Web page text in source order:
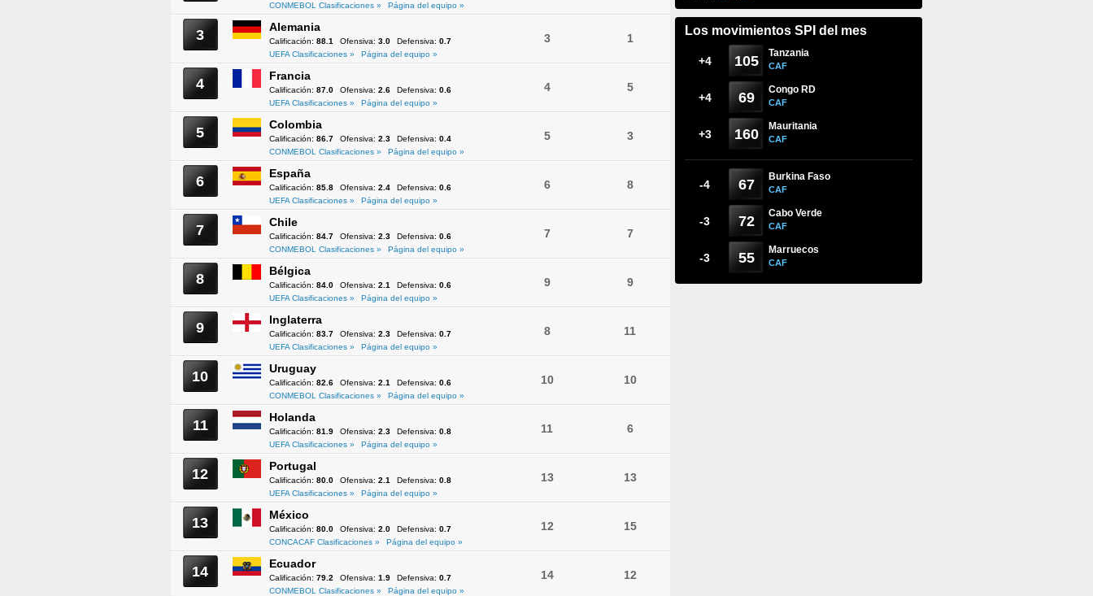
CONMEBOL Clasificaciones »
Página del equipo »
3 Alemania
Calificación: 88.1 Ofensiva: 3.0 Defensiva: 0.7
UEFA Clasificaciones »
Página del equipo »
3 1
4 Francia
Calificación: 87.0 Ofensiva: 2.6 Defensiva: 0.6
UEFA Clasificaciones »
Página del equipo »
4 5
5 Colombia
Calificación: 86.7 Ofensiva: 2.3 Defensiva: 0.4
CONMEBOL Clasificaciones »
Página del equipo »
5 3
6 España
Calificación: 85.8 Ofensiva: 2.4 Defensiva: 0.6
UEFA Clasificaciones »
Página del equipo »
6 8
7 Chile
Calificación: 84.7 Ofensiva: 2.3 Defensiva: 0.6
CONMEBOL Clasificaciones »
Página del equipo »
7 7
8 Bélgica
Calificación: 84.0 Ofensiva: 2.1 Defensiva: 0.6
UEFA Clasificaciones »
Página del equipo »
9 9
9 Inglaterra
Calificación: 83.7 Ofensiva: 2.3 Defensiva: 0.7
UEFA Clasificaciones »
Página del equipo »
8 11
10 Uruguay
Calificación: 82.6 Ofensiva: 2.1 Defensiva: 0.6
CONMEBOL Clasificaciones »
Página del equipo »
10 10
11 Holanda
Calificación: 81.9 Ofensiva: 2.3 Defensiva: 0.8
UEFA Clasificaciones »
Página del equipo »
11 6
12 Portugal
Calificación: 80.0 Ofensiva: 2.1 Defensiva: 0.8
UEFA Clasificaciones »
Página del equipo »
13 13
13 México
Calificación: 80.0 Ofensiva: 2.0 Defensiva: 0.7
CONCACAF Clasificaciones »
Página del equipo »
12 15
14 Ecuador
Calificación: 79.2 Ofensiva: 1.9 Defensiva: 0.7
CONMEBOL Clasificaciones »
Página del equipo »
14 12
Los movimientos SPI del mes
+4 105 Tanzania
CAF
+4 69 Congo RD
CAF
+3 160 Mauritania
CAF
-4 67 Burkina Faso
CAF
-3 72 Cabo Verde
CAF
-3 55 Marruecos
CAF